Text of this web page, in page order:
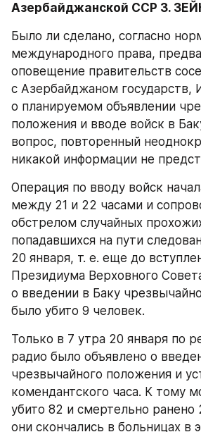
Азербайджанской ССР 3.
Было ли сделано, согласно
международного права,
оповещение правительств
с Азербайджаном государств,
о планируемом объявлении
положения и вводе войск в
вопрос, повторенный
никакой информации не
Операция по вводу войск
между 21 и 22 часами и
обстрелом случайных
попадавшихся на пути
20 января, т. е. еще до
Президиума Верховного
о введении в Баку
было убито 9 человек.
Только в 7 утра 20 января по
радио было объявлено о
чрезвычайного положения и
комендантского часа. К тому
убито 82 и смертельно ранено
они скончались в больницах в